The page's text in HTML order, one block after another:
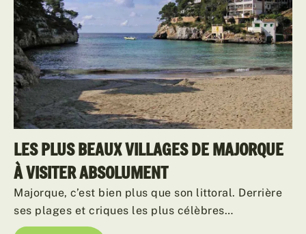
LES PLUS BEAUX VILLAGES DE MAJORQUE
À VISITER ABSOLUMENT
Majorque, c’est bien plus que son littoral. Derrière
ses plages et criques les plus célèbres…